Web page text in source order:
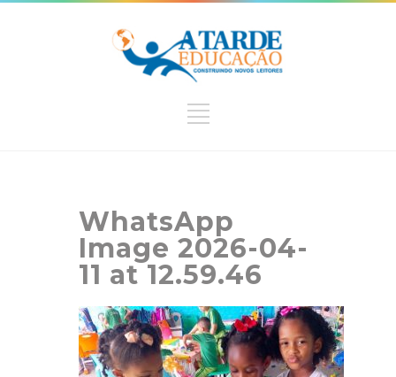
WhatsApp
Image 2026-04-
11 at 12.59.46